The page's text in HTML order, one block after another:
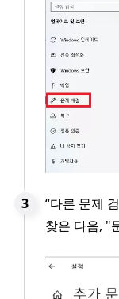
“다른 문제
찾은 다음, "